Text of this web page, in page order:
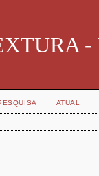
-
ATUAL